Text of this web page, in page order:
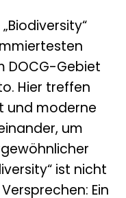
DOCG-Gebiet
Hier treffen
und moderne
um
ist nicht
Ein